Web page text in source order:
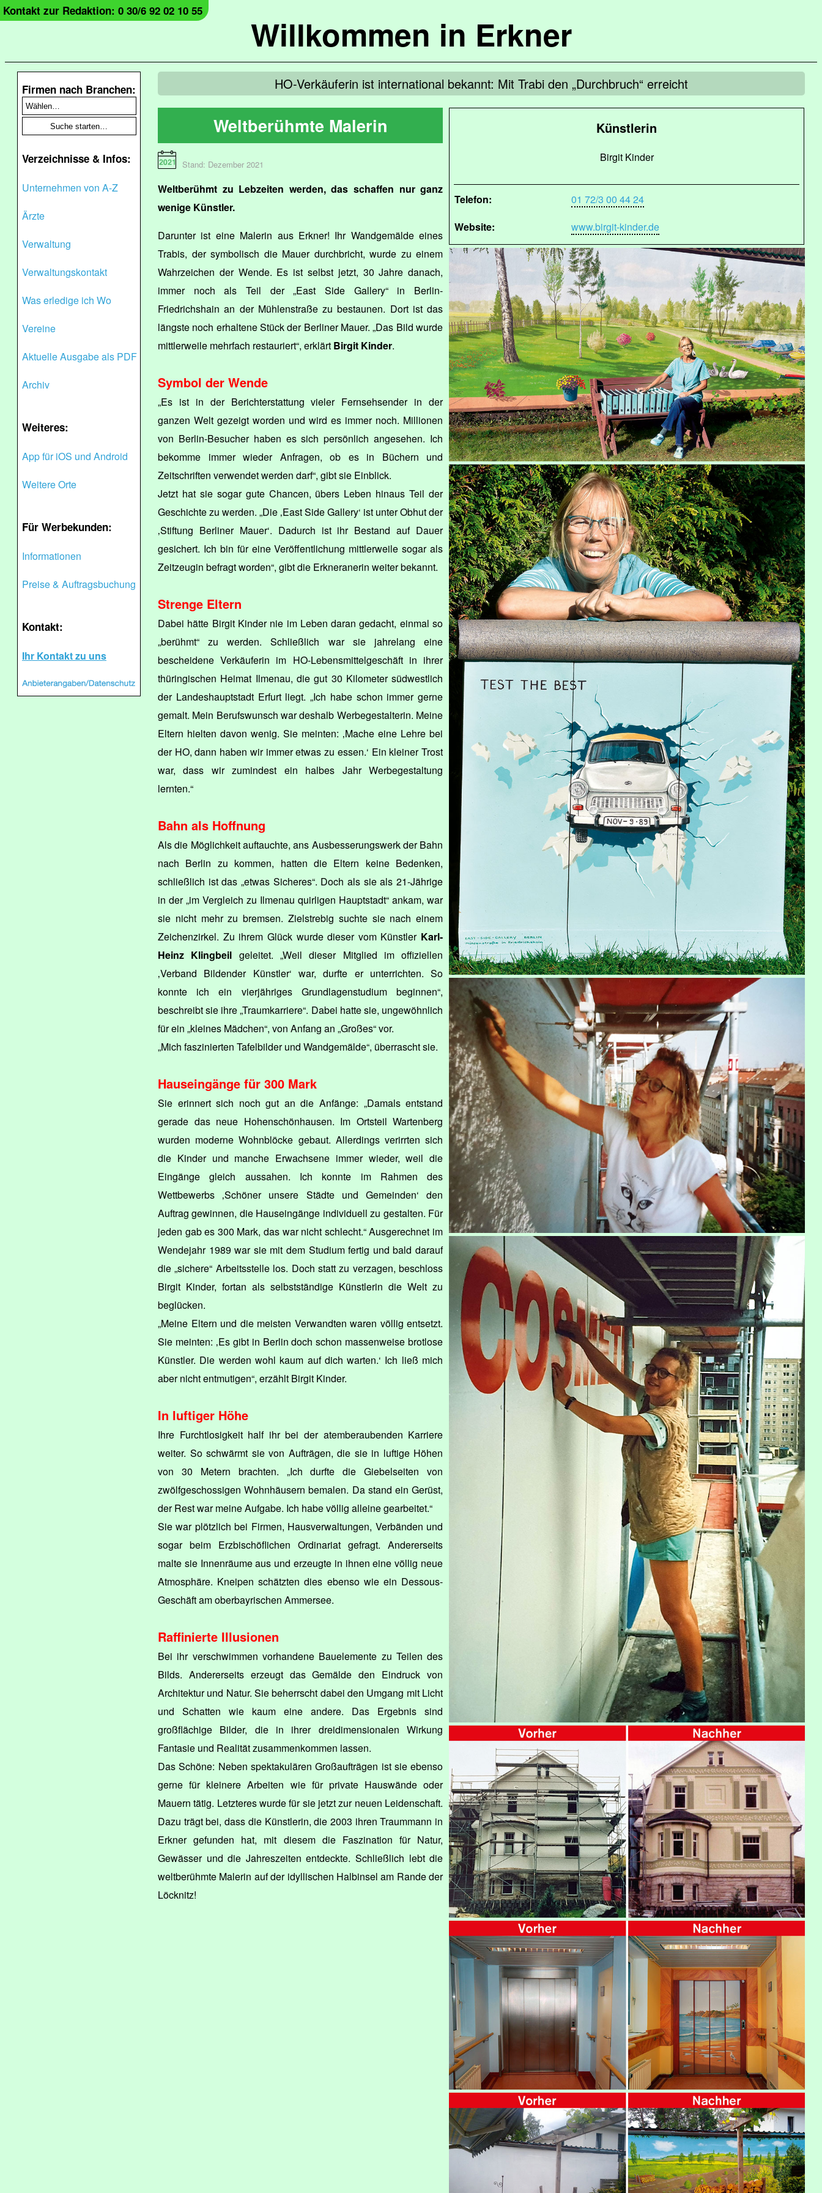
Willkommen in Erkner
Kontakt zur Redaktion: 0 30/6 92 02 10 55
Firmen nach Branchen:
Verzeichnisse & Infos:
Unternehmen von A-Z
Ärzte
Verwaltung
Verwaltungskontakt
Was erledige ich Wo
Vereine
Aktuelle Ausgabe als PDF
Archiv
Weiteres:
App für iOS und Android
Weitere Orte
Für Werbekunden:
Informationen
Preise & Auftragsbuchung
Kontakt:
Ihr Kontakt zu uns
HO-Verkäuferin ist international bekannt: Mit Trabi den „Durchbruch“ erreicht
Künstlerin
Birgit Kinder
Telefon:
01 72/3 00 44 24
Website:
www.birgit-kinder.de
Weltberühmte Malerin
Stand: Dezember 2021
Weltberühmt zu Lebzeiten werden, das schaffen nur ganz
wenige Künstler.
Darunter ist eine Malerin aus Erkner! Ihr Wandgemälde eines
Trabis, der symbolisch die Mauer durchbricht, wurde zu einem
Wahrzeichen der Wende. Es ist selbst jetzt, 30 Jahre danach,
immer noch als Teil der „East Side Gallery“ in Berlin-
Friedrichshain an der Mühlenstraße zu bestaunen. Dort ist das
längste noch erhaltene Stück der Berliner Mauer. „Das Bild wurde
mittlerweile mehrfach restauriert“, erklärt Birgit Kinder.
Symbol der Wende
„Es ist in der Berichterstattung vieler Fernsehsender in der
ganzen Welt gezeigt worden und wird es immer noch. Millionen
von Berlin-Besucher haben es sich persönlich angesehen. Ich
bekomme immer wieder Anfragen, ob es in Büchern und
Zeitschriften verwendet werden darf“, gibt sie Einblick.
Jetzt hat sie sogar gute Chancen, übers Leben hinaus Teil der
Geschichte zu werden. „Die ‚East Side Gallery‘ ist unter Obhut der
‚Stiftung Berliner Mauer‘. Dadurch ist ihr Bestand auf Dauer
gesichert. Ich bin für eine Veröffentlichung mittlerweile sogar als
Zeitzeugin befragt worden“, gibt die Erkneranerin weiter bekannt.
Strenge Eltern
Dabei hätte Birgit Kinder nie im Leben daran gedacht, einmal so
„berühmt“ zu werden. Schließlich war sie jahrelang eine
bescheidene Verkäuferin im HO-Lebensmittelgeschäft in ihrer
thüringischen Heimat Ilmenau, die gut 30 Kilometer südwestlich
der Landeshauptstadt Erfurt liegt. „Ich habe schon immer gerne
gemalt. Mein Berufswunsch war deshalb Werbegestalterin. Meine
Eltern hielten davon wenig. Sie meinten: ‚Mache eine Lehre bei
der HO, dann haben wir immer etwas zu essen.‘ Ein kleiner Trost
war, dass wir zumindest ein halbes Jahr Werbegestaltung
lernten.“
Bahn als Hoffnung
Als die Möglichkeit auftauchte, ans Ausbesserungswerk der Bahn
nach Berlin zu kommen, hatten die Eltern keine Bedenken,
schließlich ist das „etwas Sicheres“. Doch als sie als 21-Jährige
in der „im Vergleich zu Ilmenau quirligen Hauptstadt“ ankam, war
sie nicht mehr zu bremsen. Zielstrebig suchte sie nach einem
Zeichenzirkel. Zu ihrem Glück wurde dieser vom Künstler Karl-
Heinz Klingbeil geleitet. „Weil dieser Mitglied im offiziellen
‚Verband Bildender Künstler‘ war, durfte er unterrichten. So
konnte ich ein vierjähriges Grundlagenstudium beginnen“,
beschreibt sie ihre „Traumkarriere“. Dabei hatte sie, ungewöhnlich
für ein „kleines Mädchen“, von Anfang an „Großes“ vor.
„Mich faszinierten Tafelbilder und Wandgemälde“, überrascht sie.
Hauseingänge für 300 Mark
Sie erinnert sich noch gut an die Anfänge: „Damals entstand
gerade das neue Hohenschönhausen. Im Ortsteil Wartenberg
wurden moderne Wohnblöcke gebaut. Allerdings verirrten sich
die Kinder und manche Erwachsene immer wieder, weil die
Eingänge gleich aussahen. Ich konnte im Rahmen des
Wettbewerbs ‚Schöner unsere Städte und Gemeinden‘ den
Auftrag gewinnen, die Hauseingänge individuell zu gestalten. Für
jeden gab es 300 Mark, das war nicht schlecht.“ Ausgerechnet im
Wendejahr 1989 war sie mit dem Studium fertig und bald darauf
die „sichere“ Arbeitsstelle los. Doch statt zu verzagen, beschloss
Birgit Kinder, fortan als selbstständige Künstlerin die Welt zu
beglücken.
„Meine Eltern und die meisten Verwandten waren völlig entsetzt.
Sie meinten: ‚Es gibt in Berlin doch schon massenweise brotlose
Künstler. Die werden wohl kaum auf dich warten.‘ Ich ließ mich
aber nicht entmutigen“, erzählt Birgit Kinder.
In luftiger Höhe
Ihre Furchtlosigkeit half ihr bei der atemberaubenden Karriere
weiter. So schwärmt sie von Aufträgen, die sie in luftige Höhen
von 30 Metern brachten. „Ich durfte die Giebelseiten von
zwölfgeschossigen Wohnhäusern bemalen. Da stand ein Gerüst,
der Rest war meine Aufgabe. Ich habe völlig alleine gearbeitet.“
Sie war plötzlich bei Firmen, Hausverwaltungen, Verbänden und
sogar beim Erzbischöflichen Ordinariat gefragt. Andererseits
malte sie Innenräume aus und erzeugte in ihnen eine völlig neue
Atmosphäre. Kneipen schätzten dies ebenso wie ein Dessous-
Geschäft am oberbayrischen Ammersee.
Raffinierte Illusionen
Bei ihr verschwimmen vorhandene Bauelemente zu Teilen des
Bilds. Andererseits erzeugt das Gemälde den Eindruck von
Architektur und Natur. Sie beherrscht dabei den Umgang mit Licht
und Schatten wie kaum eine andere. Das Ergebnis sind
großflächige Bilder, die in ihrer dreidimensionalen Wirkung
Fantasie und Realität zusammenkommen lassen.
Das Schöne: Neben spektakulären Großaufträgen ist sie ebenso
gerne für kleinere Arbeiten wie für private Hauswände oder
Mauern tätig. Letzteres wurde für sie jetzt zur neuen Leidenschaft.
Dazu trägt bei, dass die Künstlerin, die 2003 ihren Traummann in
Erkner gefunden hat, mit diesem die Faszination für Natur,
Gewässer und die Jahreszeiten entdeckte. Schließlich lebt die
weltberühmte Malerin auf der idyllischen Halbinsel am Rande der
Löcknitz!